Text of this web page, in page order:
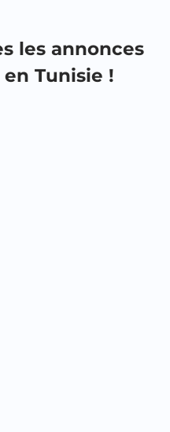
les annonces
Tunisie !